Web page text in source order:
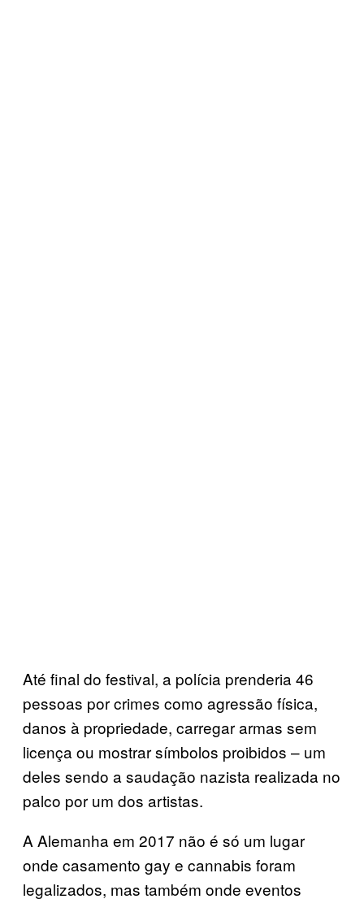
Até final do festival, a polícia prenderia 46
pessoas por crimes como agressão física,
danos à propriedade, carregar armas sem
licença ou mostrar símbolos proibidos – um
deles sendo a saudação nazista realizada no
palco por um dos artistas.
A Alemanha em 2017 não é só um lugar
onde casamento gay e cannabis foram
legalizados, mas também onde eventos